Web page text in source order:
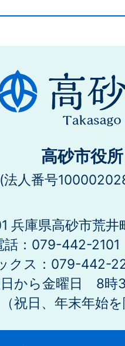
高砂市役所
(法人番号
兵庫県高砂市荒井
話：079-442-2101
クス：079-442-
日から金曜日 8時
（祝日、年末年始